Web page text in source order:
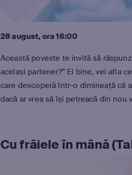
28 august, ora 16:00
Această poveste te invită să
același partener?” Ei bine, vei afla
care descoperă într-o dimineață că
dacă ar vrea să își petreacă din nou
Cu frâiele în mână